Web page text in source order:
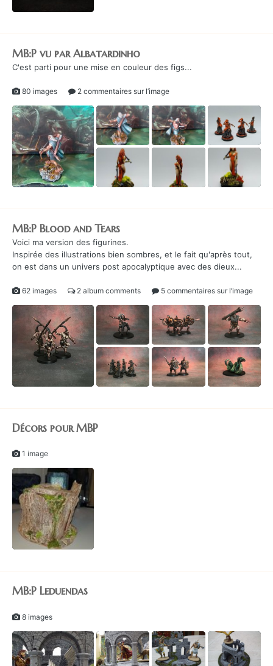
MB:P vu par Albatardinho
C'est parti pour une mise en couleur des figs...
80 images 2 commentaires sur l’image
MB:P Blood and Tears
Voici ma version des figurines.
Inspirée des illustrations bien sombres, et le fait qu'après tout,
on est dans un univers post apocalyptique avec des dieux...
62 images 2 album comments 5 commentaires sur l’image
Décors pour MBP
1 image
MB:P Leduendas
8 images